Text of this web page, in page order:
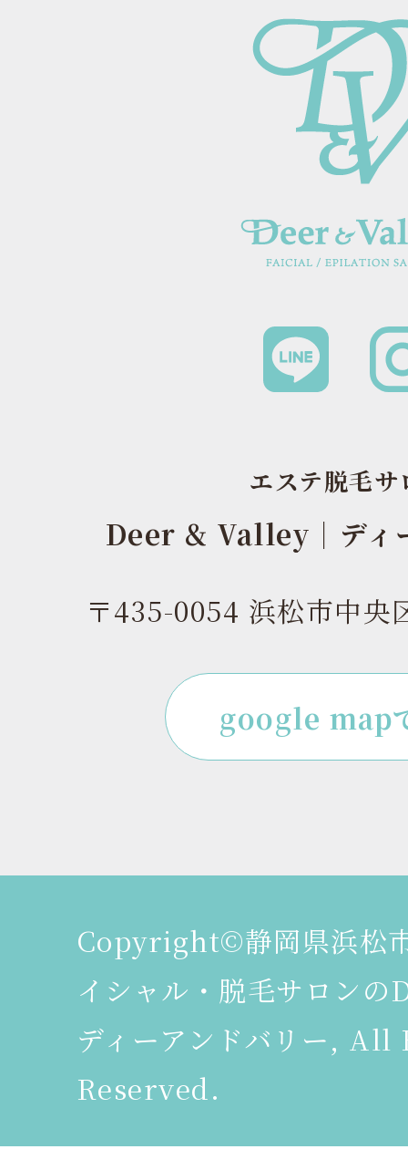
エステ脱毛サ
Deer & Valley｜ディ
〒435-0054 浜松市中央
google map
Copyright©静岡県浜松
イシャル・脱毛サロン
ディーアンドバリー,
Reserved.